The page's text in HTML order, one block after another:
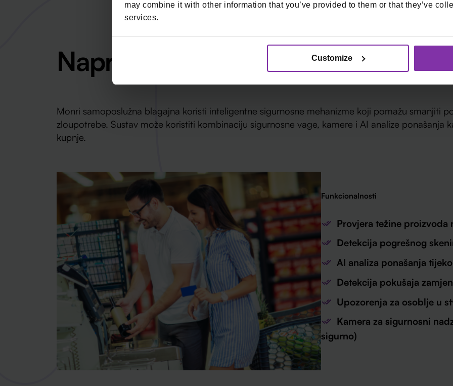
may combine it with other information that you’ve provided to them or that they’ve
services.
Customize
Napredna AI zaštita i sigurnosne
Monri samoposlužna blagajna koristi inteligentne sigurnosne mehanizme koji pomažu smanjiti
zloupotrebe. Sustav može koristiti kombinaciju sigurnosne vage, kamere i AI analize ponašanja
kupnje.
Funkcionalnosti
Provjera težine proizvoda
Detekcija pogrešnog
AI analiza ponašanja
Detekcija pokušaja
Upozorenja za osoblje u
Kamera za sigurnosni
sigurno)